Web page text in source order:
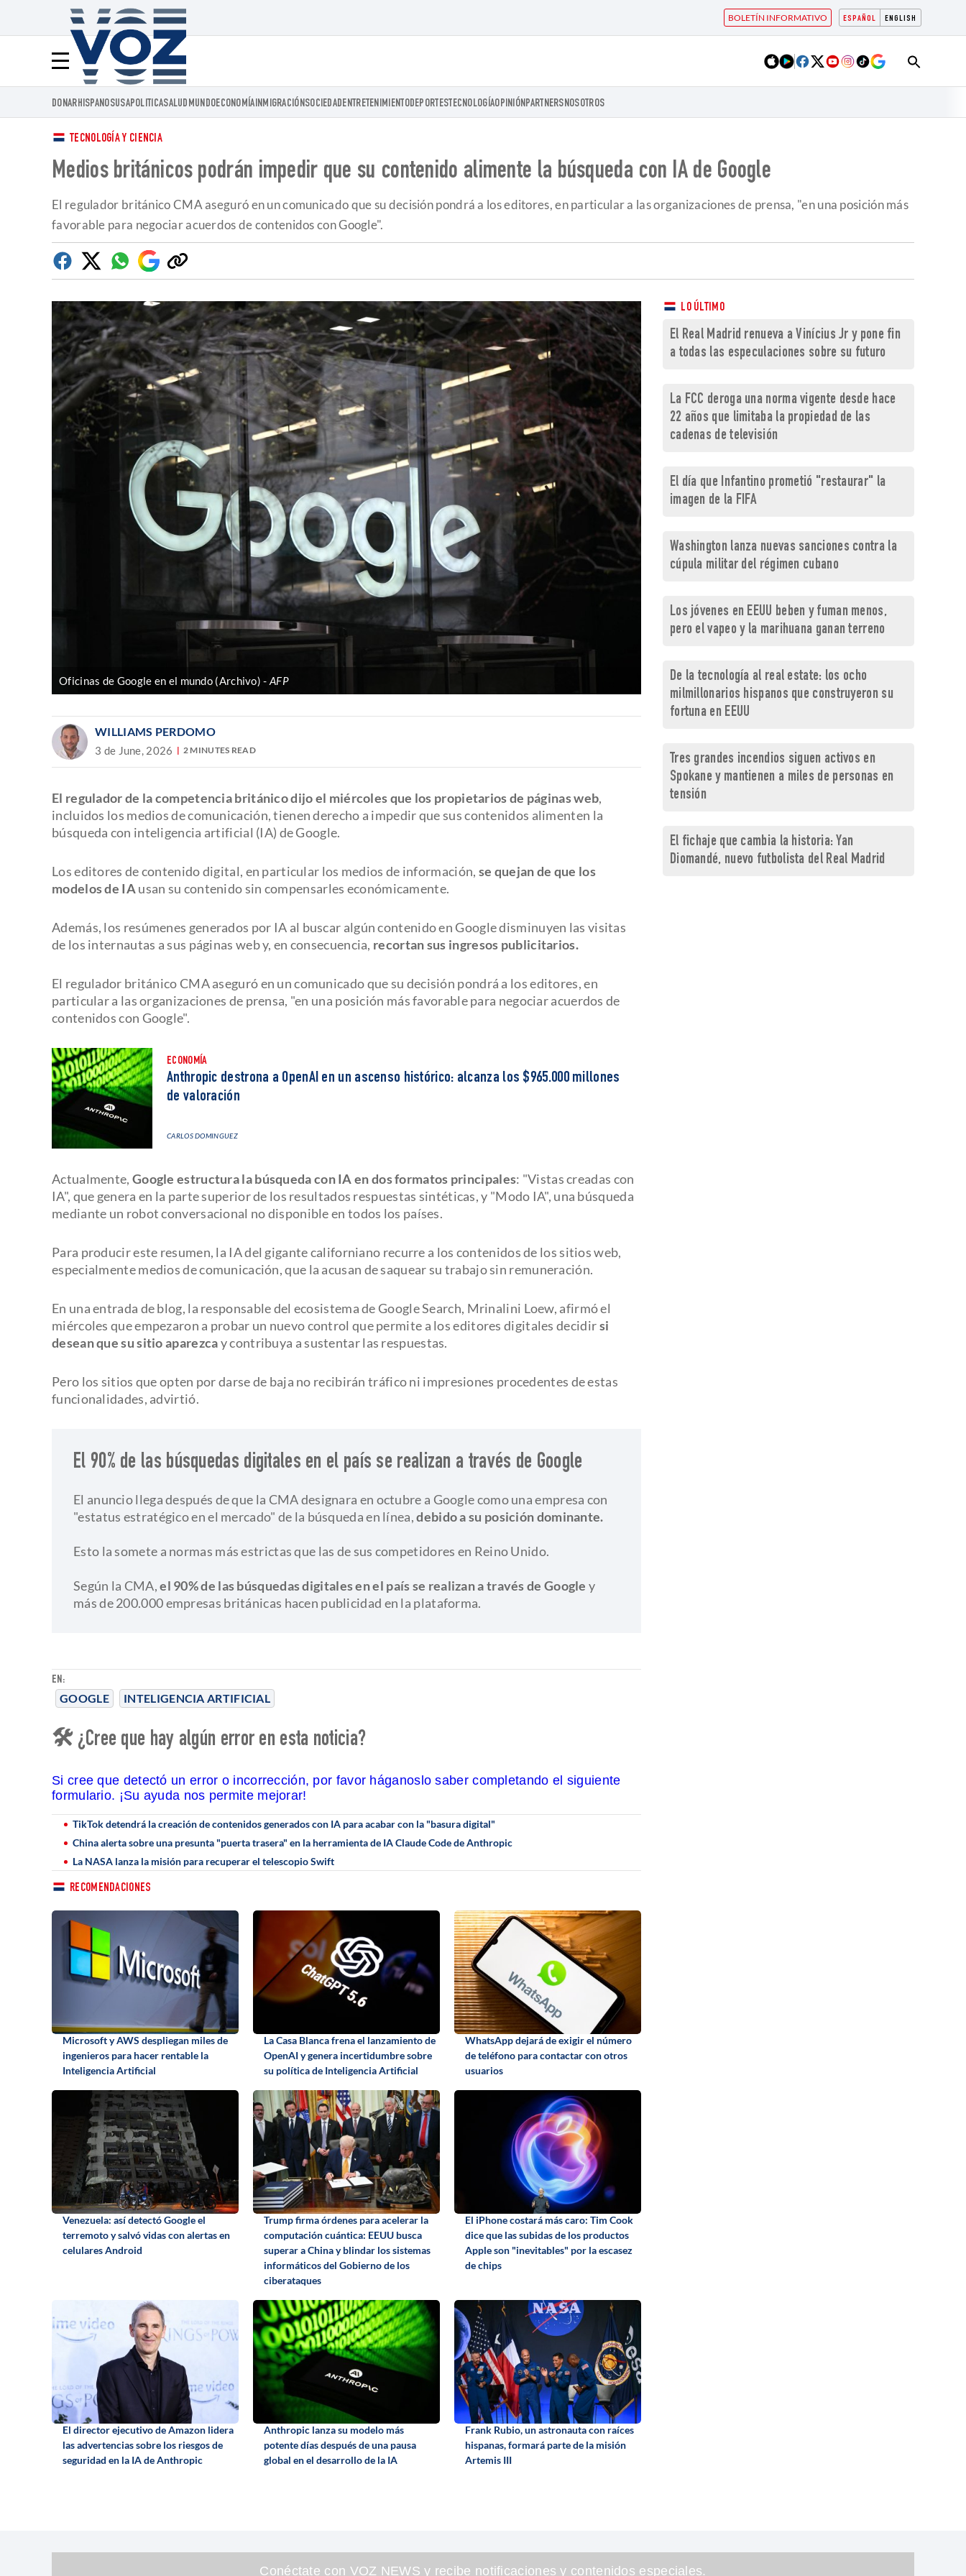
ESPAÑOL ENGLISH
BOLETÍN INFORMATIVO
Menú
Voz.us
DONARHISPANOSUSAPOLITICASALUD MUNDOECONOMÍAINMIGRACIÓNSOCIEDADENTRETENIMIENTODEPORTESTECNOLOGÍAOPINIÓNPARTNERSNOSOTROS
TECNOLOGÍA Y CIENCIA
Medios británicos podrán impedir que su contenido alimente la búsqueda con IA de Google
El regulador británico CMA aseguró en un comunicado que su decisión pondrá a los editores, en particular a las organizaciones de prensa, "en una posición más
favorable para negociar acuerdos de contenidos con Google".
Facebook
TwitterWhatsapp
Google
Discover
Copiar
enlace
Oficinas de Google en el mundo (Archivo) AFP
WILLIAMS PERDOMO
3 de June, 2026 2 MINUTES READ
EN:
GOOGLE INTELIGENCIA ARTIFICIAL
El regulador de la competencia británico dijo el miércoles que los propietarios de páginas web,
incluidos los medios de comunicación, tienen derecho a impedir que sus contenidos alimenten la
búsqueda con inteligencia artificial (IA) de Google.
Los editores de contenido digital, en particular los medios de información, se quejan de que los
modelos de IAusan su contenido sin compensarles económicamente.
Además, los resúmenes generados por IA al buscar algún contenido en Google disminuyen las visitas
de los internautas a sus páginas web y, en consecuencia, recortan sus ingresos publicitarios.
El regulador británico CMA aseguró en un comunicado que su decisión pondrá a los editores, en
particular a las organizaciones de prensa, "en una posición más favorable para negociar acuerdos de
contenidos con Google".
ECONOMÍA
Anthropic destrona a OpenAI en un ascenso histórico: alcanza los $965.000 millones
de valoración
CARLOS DOMINGUEZ
Actualmente, Google estructura la búsqueda con IA en dos formatos principales: "Vistas creadas con
IA", que genera en la parte superior de los resultados respuestas sintéticas, y "Modo IA", una búsqueda
mediante un robot conversacional no disponible en todos los países.
Para producir este resumen, la IA del gigante californiano recurre a los contenidos de los sitios web,
especialmente medios de comunicación, que la acusan de saquear su trabajo sin remuneración.
En una entrada de blog, la responsable del ecosistema de Google Search, Mrinalini Loew, afirmó el
miércoles que empezaron a probar un nuevo control que permite a los editores digitales decidirsi
desean que su sitio aparezcay contribuya a sustentar las respuestas.
Pero los sitios que opten por darse de baja no recibirán tráfico ni impresiones procedentes de estas
funcionalidades, advirtió.
El 90% de las búsquedas digitales en el país se realizan a través de Google
El anuncio llega después de que la CMA designara en octubre a Google como una empresa con
"estatus estratégico en el mercado" de la búsqueda en línea,debido a su posición dominante.
Esto la somete a normas más estrictas que las de sus competidores en Reino Unido.
Según la CMA,el 90% de las búsquedas digitales en el país se realizan a través de Googley
más de 200.000 empresas británicas hacen publicidad en la plataforma.
🛠 ¿Cree que hay algún error en esta noticia?
Si cree que detectó un error o incorrección, por favor háganoslo saber completando el siguiente
formulario. ¡Su ayuda nos permite mejorar!
TikTok detendrá la creación de contenidos generados con IA para acabar con la "basura digital"
China alerta sobre una presunta "puerta trasera" en la herramienta de IA Claude Code de Anthropic
La NASA lanza la misión para recuperar el telescopio Swift
RECOMENDACIONES
Microsoft y AWS despliegan miles de
ingenieros para hacer rentable la
Inteligencia Artificial
La Casa Blanca frena el lanzamiento de
OpenAI y genera incertidumbre sobre
su política de Inteligencia Artificial
WhatsApp dejará de exigir el número
de teléfono para contactar con otros
usuarios
Venezuela: así detectó Google el
terremoto y salvó vidas con alertas en
celulares Android
Trump firma órdenes para acelerar la
computación cuántica: EEUU busca
superar a China y blindar los sistemas
informáticos del Gobierno de los
ciberataques
El iPhone costará más caro: Tim Cook
dice que las subidas de los productos
Apple son "inevitables" por la escasez
de chips
El director ejecutivo de Amazon lidera
las advertencias sobre los riesgos de
seguridad en la IA de Anthropic
Anthropic lanza su modelo más
potente días después de una pausa
global en el desarrollo de la IA
Frank Rubio, un astronauta con raíces
hispanas, formará parte de la misión
Artemis III
LO ÚLTIMO
El Real Madrid renueva a Vinícius Jr y pone fin
a todas las especulaciones sobre su futuro
La FCC deroga una norma vigente desde hace
22 años que limitaba la propiedad de las
cadenas de televisión
El día que Infantino prometió "restaurar" la
imagen de la FIFA
Washington lanza nuevas sanciones contra la
cúpula militar del régimen cubano
Los jóvenes en EEUU beben y fuman menos,
pero el vapeo y la marihuana ganan terreno
De la tecnología al real estate: los ocho
milmillonarios hispanos que construyeron su
fortuna en EEUU
Tres grandes incendios siguen activos en
Spokane y mantienen a miles de personas en
tensión
El fichaje que cambia la historia: Yan
Diomandé, nuevo futbolista del Real Madrid
Conéctate con VOZ NEWS y recibe notificaciones y contenidos especiales.